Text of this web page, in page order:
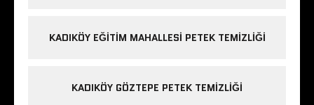
KADIKÖY EĞITIM MAHALLESI PETEK TEMIZLIĞI
KADIKÖY GÖZTEPE PETEK TEMIZLIĞI